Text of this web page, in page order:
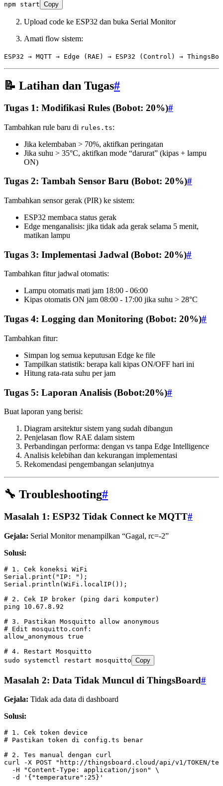
npm start Copy
Upload code ke ESP32 dan buka Serial Monitor
Amati flow sistem:
ESP32 → MQTT → Edge (RAE) → ESP32 (Control) →
📝 Latihan dan Tugas#
Tugas 1: Modifikasi Rules (Bobot: 20%)#
Tambahkan rule baru di rules.ts:
Jika kelembaban > 70%, aktifkan peringatan
Jika suhu > 35°C, aktifkan mode “darurat” (kipas + lampu
ON)
Tugas 2: Tambah Sensor Baru (Bobot: 20%)#
Tambahkan sensor gerak (PIR) ke sistem:
ESP32 membaca status gerak
Edge menganalisis: jika tidak ada gerak selama 5 menit,
matikan lampu
Tugas 3: Implementasi Jadwal (Bobot: 20%)#
Tambahkan fitur jadwal otomatis:
Lampu otomatis mati jam 18:00 - 06:00
Kipas otomatis ON jam 08:00 - 17:00 jika suhu > 28°C
Tugas 4: Logging dan Monitoring (Bobot: 20%)#
Tambahkan fitur:
Simpan log semua keputusan Edge ke file
Tampilkan statistik: berapa kali kipas ON/OFF hari ini
Hitung rata-rata suhu per jam
Tugas 5: Laporan Analisis (Bobot:20%)#
Buat laporan yang berisi:
Diagram arsitektur sistem yang sudah dibangun
Penjelasan flow RAE dalam sistem
Perbandingan performa: dengan vs tanpa Edge Intelligence
Analisis kelebihan dan kekurangan implementasi
Rekomendasi pengembangan selanjutnya
🔧 Troubleshooting#
Masalah 1: ESP32 Tidak Connect ke MQTT#
Gejala: Serial Monitor menampilkan “Gagal, rc=-2”
Solusi:
# 1. Cek koneksi WiFi
Serial.print( "IP: " );
Serial.println(WiFi.localIP( ));
# 2. Cek IP broker (ping dari komputer)
ping 10.67.8.92
# 3. Pastikan Mosquitto allow anonymous
# Edit mosquitto.conf:
allow_anonymous true
# 4. Restart Mosquitto
sudo systemctl restart mosquitto Copy
Masalah 2: Data Tidak Muncul di ThingsBoard#
Gejala: Tidak ada data di dashboard
Solusi:
# 1. Cek token device
# Pastikan token di config.ts benar
# 2. Tes manual dengan curl
curl -X POST "http://thingsboard.cloud/api/v1/TOKEN/
  -H
"Content-Type: application/json"
\
  -d
'{"temperature":25}'